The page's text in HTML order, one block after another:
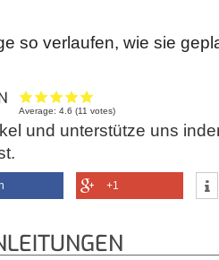
so verlaufen, wie sie
Average:4.6 (11 votes)
und unterstütze uns
+1